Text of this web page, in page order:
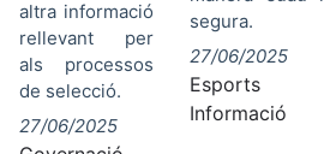
altra informació
rellevant per
als processos
de selecció.
27/06/2025
segura.
27/06/2025
Esports
Informació